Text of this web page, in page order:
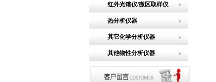
红外光谱仪/微区取样仪
热分析仪器
其它化学分析仪器
其他物性分析仪器